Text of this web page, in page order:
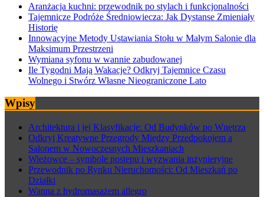
Aranżacja kuchni: przewodnik po stylach i funkcjonalności
Tajemnicze Podróże Średniowiecza: Jak Dystanse Zmieniały
Historię
Innowacyjne Metody Ustawiania Stołu w Małym Salonie dla
Maksimum Przestrzeni
Wymiana syfonu w wannie zabudowanej
Ile Tygodni Mają Wakacje? Odkryj Tajemnice Czasu
Wolnego i Stwórz Własne Nieograniczone Lato
Wpisy
Architektura i jej Klasyfikacje: Od Budynków po Wnętrza
Odkryj Kreatywne Przegrody Między Przedpokojem a
Salonem w Nowoczesnych Mieszkaniach
Wieżowce – symbole postępu i wyzwania inżynieryjne
Przewodnik po Rynku Nieruchomości: Od Mieszkań po
Działki
Wanna z hydromasażem allegro